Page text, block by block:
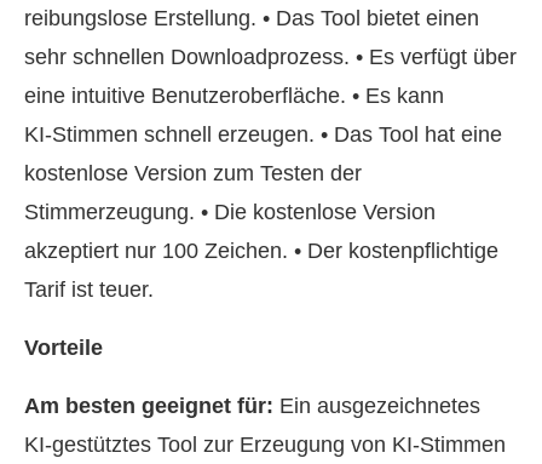
reibungslose Erstellung. • Das Tool bietet einen
sehr schnellen Downloadprozess. • Es verfügt über
eine intuitive Benutzeroberfläche. • Es kann
KI‑Stimmen schnell erzeugen. • Das Tool hat eine
kostenlose Version zum Testen der
Stimmerzeugung. • Die kostenlose Version
akzeptiert nur 100 Zeichen. • Der kostenpflichtige
Tarif ist teuer.
Vorteile
Am besten geeignet für: Ein ausgezeichnetes
KI‑gestütztes Tool zur Erzeugung von KI‑Stimmen